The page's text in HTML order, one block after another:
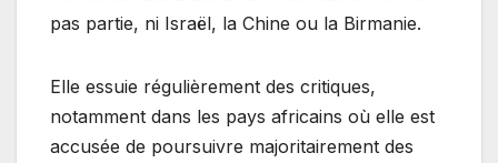
pas partie, ni Israël, la Chine ou la Birmanie.
Elle essuie régulièrement des critiques,
notamment dans les pays africains où elle est
accusée de poursuivre majoritairement des